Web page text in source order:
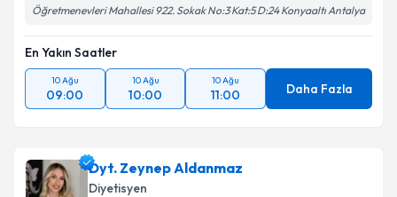
Öğretmenevleri Mahallesi 922. Sokak No:3 Kat:5 D:24 Konyaaltı Antalya
En Yakın Saatler
10 Ağu
09:00
10 Ağu
10:00
10 Ağu
11:00 Daha Fazla
Dyt. Zeynep Aldanmaz
Diyetisyen